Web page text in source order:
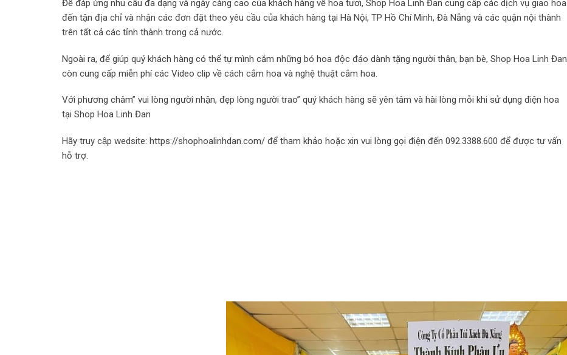
Để đáp ứng nhu cầu đa dạng và ngày càng cao của khách hàng về hoa tươi, Shop Hoa Linh Đan cung cấp các dịch vụ giao hoa
đến tận địa chỉ và nhận các đơn đặt theo yêu cầu của khách hàng tại Hà Nội, TP Hồ Chí Minh, Đà Nẵng và các quận nội thành
trên tất cả các tỉnh thành trong cả nước.
Ngoài ra, để giúp quý khách hàng có thể tự mình cắm những bó hoa độc đáo dành tặng người thân, bạn bè, Shop Hoa Linh Đan
còn cung cấp miễn phí các Video clip về cách cắm hoa và nghệ thuật cắm hoa.
Với phương châm” vui lòng người nhận, đẹp lòng người trao” quý khách hàng sẽ yên tâm và hài lòng mỗi khi sử dụng điện hoa
tại Shop Hoa Linh Đan
Hãy truy cập wedsite: https://shophoalinhdan.com/ để tham khảo hoặc xin vui lòng gọi điện đến 092.3388.600 để được tư vấn
hỗ trợ.